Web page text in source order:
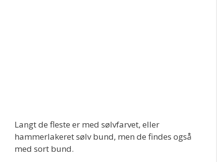
Langt de fleste er med sølvfarvet, eller
hammerlakeret sølv bund, men de findes også
med sort bund.